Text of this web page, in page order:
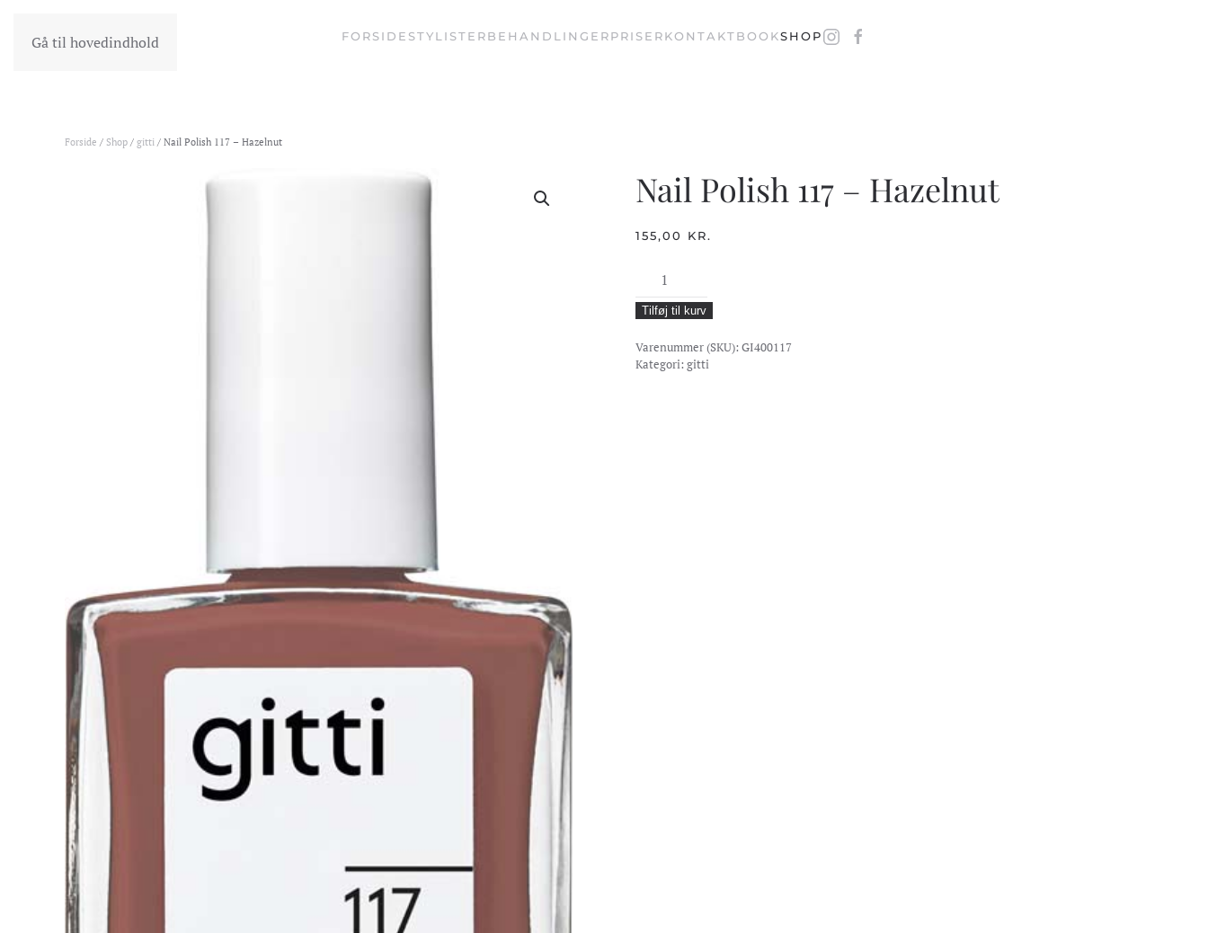
Gå til hovedindhold FORSIDE STYLISTERBEHANDLINGERPRISERKONTAKTBOOKSHOP
Forside / Shop / gitti / Nail Polish 117 – Hazelnut
Nail Polish 117 – Hazelnut
155,00 KR.
Polish
117
-
Hazelnut
Tilføj til kurv
Varenummer (SKU): GI400117
Kategori: gitti